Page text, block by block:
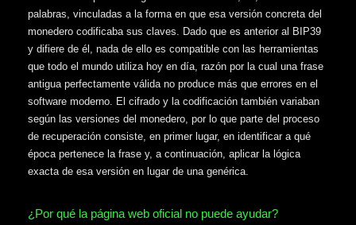
palabras, vinculadas a la forma en que esa versión concreta del
monedero codificaba sus claves. Dado que es anterior al BIP39
y difiere de él, nada de ello es compatible con las herramientas
que todo el mundo utiliza hoy en día, razón por la cual una frase
antigua perfectamente válida no produce más que errores en el
software moderno. El cifrado y la codificación también variaban
según las versiones del monedero, por lo que parte del proceso
de recuperación consiste, en primer lugar, en identificar a qué
época pertenece la frase y, a continuación, aplicar la lógica
exacta de esa versión en lugar de una genérica.
¿Por qué la página web oficial no puede ayudar?